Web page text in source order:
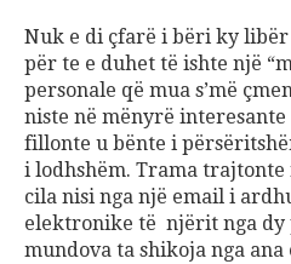
Nuk e di çfarë i bëri ky
për te e duhet të ishte një
personale që mua s’më
niste në mënyrë
fillonte u bënte i
i lodhshëm. Trama
cila nisi nga një email i
elektronike të njërit nga dy
mundova ta shikoja nga